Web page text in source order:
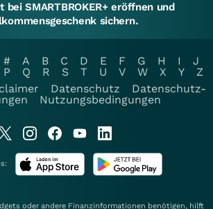
bei SMARTBROKER+ eröffnen und
sichern.
# A B C D E F G H I
J
P Q R S T U V W X Y
Z
Datenschutz
Datenschutz-
Nutzungsbedingungen
oder andere Finanzinformationen benötigen, hilft